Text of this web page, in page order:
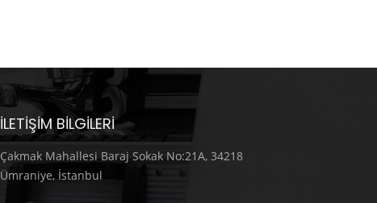
İLETIŞIM BILGILERI
Çakmak Mahallesi Baraj Sokak No:21A, 34218
Ümraniye, İstanbul